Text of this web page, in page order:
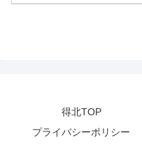
得北TOP
プライバシーポリシー